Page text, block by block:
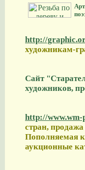
http://
художникам-
Сайт
художников,
http://
стран,
Пополняемая
аукционные